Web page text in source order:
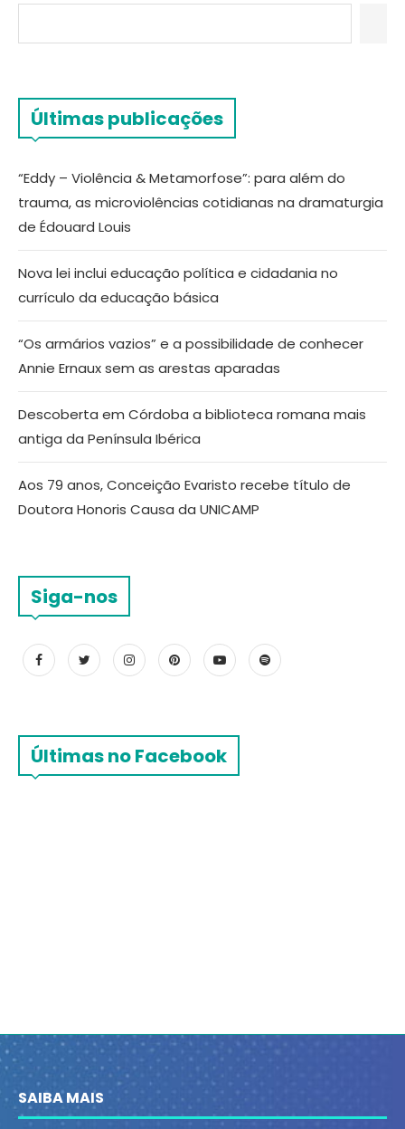
Últimas publicações
“Eddy – Violência & Metamorfose”: para além do
trauma, as microviolências cotidianas na dramaturgia
de Édouard Louis
Nova lei inclui educação política e cidadania no
currículo da educação básica
“Os armários vazios” e a possibilidade de conhecer
Annie Ernaux sem as arestas aparadas
Descoberta em Córdoba a biblioteca romana mais
antiga da Península Ibérica
Aos 79 anos, Conceição Evaristo recebe título de
Doutora Honoris Causa da UNICAMP
Siga-nos
Últimas no Facebook
SAIBA MAIS